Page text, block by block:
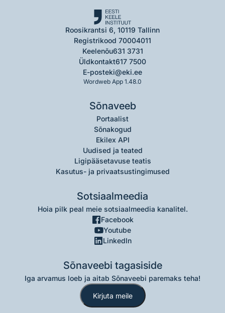
Roosikrantsi 6, 10119 Tallinn
Registrikood 70004011
Keelenõu631 3731
Üldkontakt617 7500
E-posteki@eki.ee
Wordweb App 1.48.0
Sõnaveeb
Portaalist
Sõnakogud
Ekilex API
Uudised ja teated
Ligipääsetavuse teatis
Kasutus- ja privaatsustingimused
Sotsiaalmeedia
Hoia pilk peal meie sotsiaalmeedia kanalitel.
Facebook
Youtube
LinkedIn
Sõnaveebi tagasiside
Iga arvamus loeb ja aitab Sõnaveebi paremaks teha!
Kirjuta meile